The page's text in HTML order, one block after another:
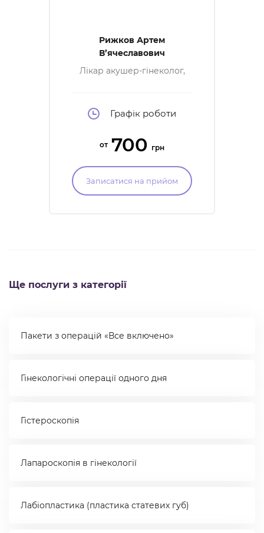
Рижков Артем
В’ячеславович
Лікар акушер-гінеколог,
естетичної гінекології,
Графік роботи
от 700 грн
Записатися на прийом
Ще послуги з категорії
Пакети з операцій «Все включено»
Гінекологічні операції одного дня
Гістероскопія
Лапароскопія в гінекології
Лабіопластика (пластика статевих губ)